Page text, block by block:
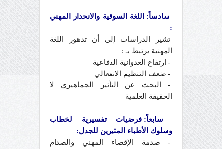
سادساً: اللغة السوقية والانحدار المهني
:
تشير الدراسات إلى أن تدهور اللغة
المهنية يرتبط بـ :
- ارتفاع العدوانية الدفاعية
- ضعف التنظيم الانفعالي
- البحث عن التأثير الجماهيري لا
الحقيقة العلمية
سابعاً: فرضيات تفسيرية لخطاب
وسلوك الأطباء المثيرين للجدل:
- صدمة الإقصاء المهني والصدام